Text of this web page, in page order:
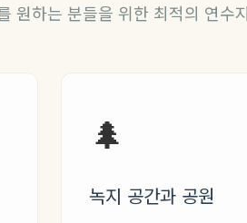
원하는 분들을 위한 최적의 연수
🌲
녹지 공간과 공원